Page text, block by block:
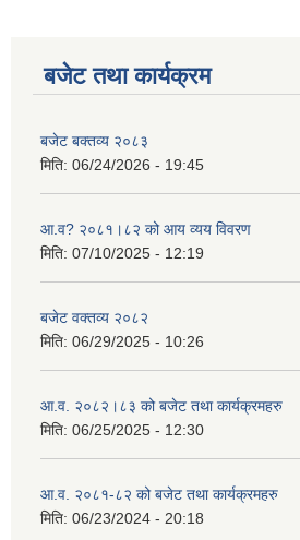
बजेट तथा कार्यक्रम
बजेट बक्तव्य २०८३
मिति: 06/24/2026 - 19:45
आ.व? २०८१।८२ को आय व्यय विवरण
मिति: 07/10/2025 - 12:19
बजेट वक्तव्य २०८२
मिति: 06/29/2025 - 10:26
आ.व. २०८२।८३ को बजेट तथा कार्यक्रमहरु
मिति: 06/25/2025 - 12:30
आ.व. २०८१-८२ को बजेट तथा कार्यक्रमहरु
मिति: 06/23/2024 - 20:18